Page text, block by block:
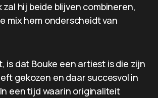
hij beide blijven combineren,
mix hem onderscheidt van
is dat Bouke een artiest is die zijn
gekozen en daar succesvol in
een tijd waarin originaliteit